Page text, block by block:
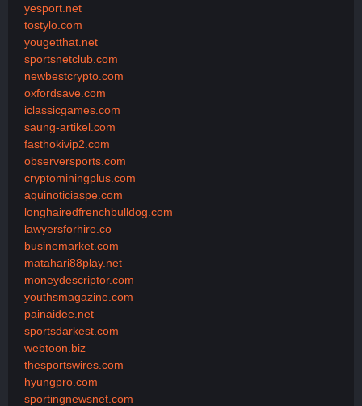
yesport.net
tostylo.com
yougetthat.net
sportsnetclub.com
newbestcrypto.com
oxfordsave.com
iclassicgames.com
saung-artikel.com
fasthokivip2.com
observersports.com
cryptominingplus.com
aquinoticiaspe.com
longhairedfrenchbulldog.com
lawyersforhire.co
businemarket.com
matahari88play.net
moneydescriptor.com
youthsmagazine.com
painaidee.net
sportsdarkest.com
webtoon.biz
thesportswires.com
hyungpro.com
sportingnewsnet.com